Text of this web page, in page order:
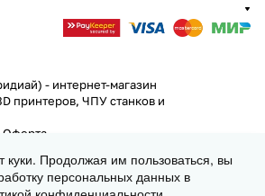
Заказать
- интернет-магазин
принтеров, ЧПУ станков и
Оферта
куки. Продолжая им пользоваться, вы
персональных данных в